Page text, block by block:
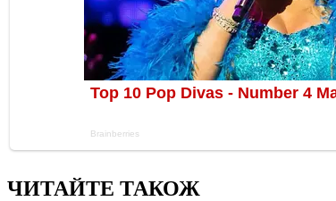
ЧИТАЙТЕ ТАКОЖ